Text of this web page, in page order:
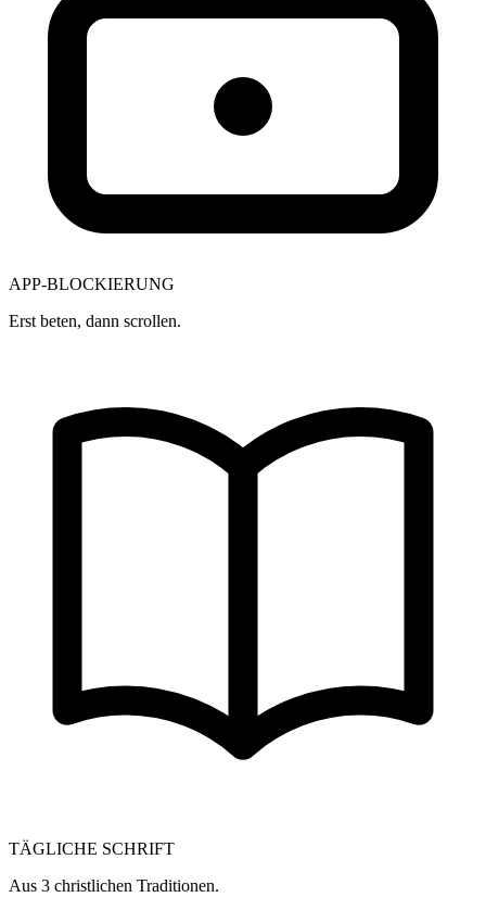
APP-BLOCKIERUNG
Erst beten, dann scrollen.
TÄGLICHE SCHRIFT
Aus 3 christlichen Traditionen.